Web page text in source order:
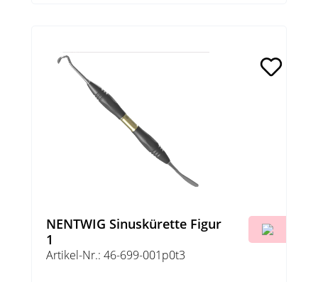
NENTWIG Sinuskürette Figur
1
Artikel-Nr.: 46-699-001p0t3